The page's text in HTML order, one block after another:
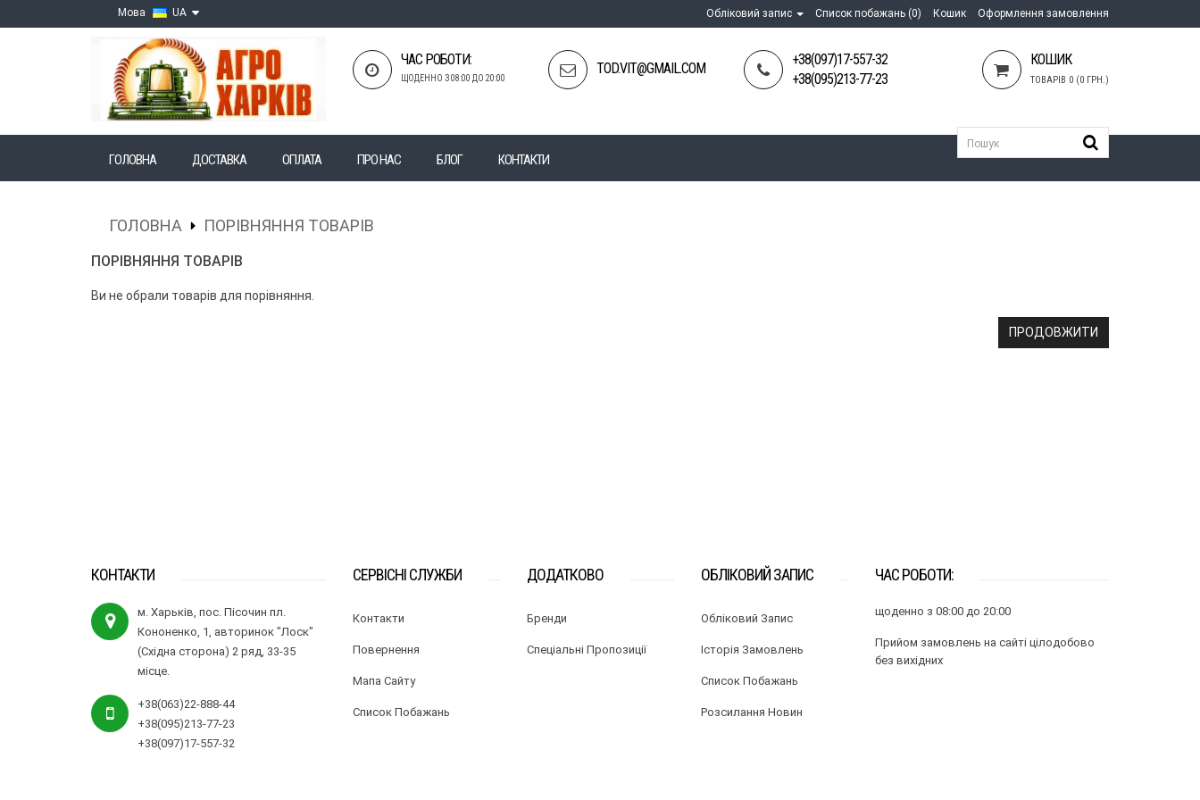
Мова UA Обліковий запис Список побажань (0) Кошик Оформлення замовлення
ЧАС РОБОТИ:
ЩОДЕННО З 08:00 ДО 20:00
TOD.VIT@GMAIL.COM
+38(097)17-557-32
+38(095)213-77-23
КОШИК
ТОВАРІВ 0 (0 ГРН.)
ГОЛОВНА ДОСТАВКА ОПЛАТА ПРО НАС БЛОГ КОНТАКТИ
ГОЛОВНА ПОРІВНЯННЯ ТОВАРІВ
ПОРІВНЯННЯ ТОВАРІВ
Ви не обрали товарів для порівняння.
ПРОДОВЖИТИ
КОНТАКТИ
м. Харьків, пос. Пісочин пл.
Кононенко, 1, авторинок "Лоск"
(Східна сторона) 2 ряд, 33-35
місце.
+38(063)22-888-44
+38(095)213-77-23
+38(097)17-557-32
СЕРВІСНІ СЛУЖБИ
Контакти
Повернення
Мапа Сайту
Список Побажань
ДОДАТКОВО
Бренди
Спеціальні Пропозиції
ОБЛІКОВИЙ ЗАПИС
Обліковий Запис
Історія Замовлень
Список Побажань
Розсилання Новин
ЧАС РОБОТИ:
щоденно з 08:00 до 20:00
Прийом замовлень на сайті цілодобово
без вихідних